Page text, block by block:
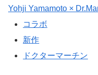
Yohji Yamamoto ×
コラボ
新作
ドクターマーチン